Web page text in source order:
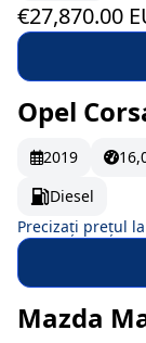
€27,870.00
La
Opel
2019
Diesel
Precizați prețul
La
Mazda